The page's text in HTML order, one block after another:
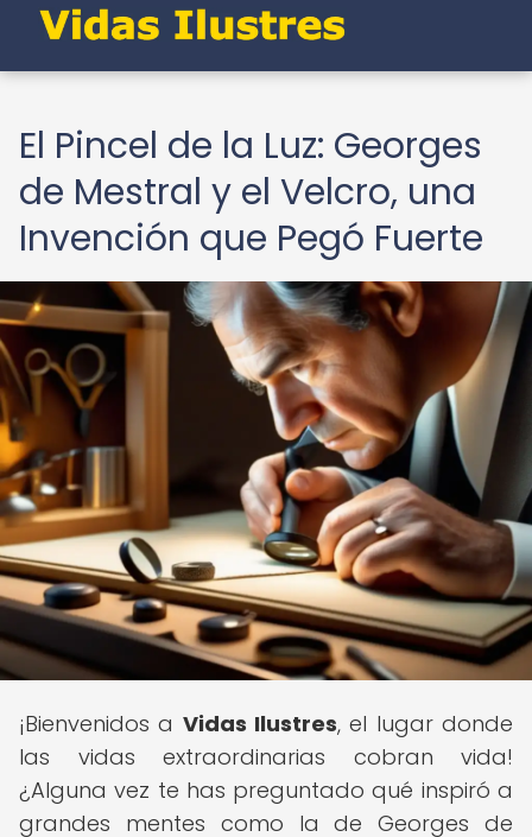
El Pincel de la Luz: Georges
de Mestral y el Velcro, una
Invención que Pegó Fuerte
¡Bienvenidos a Vidas Ilustres, el lugar donde
las vidas extraordinarias cobran vida!
¿Alguna vez te has preguntado qué inspiró a
grandes mentes como la de Georges de